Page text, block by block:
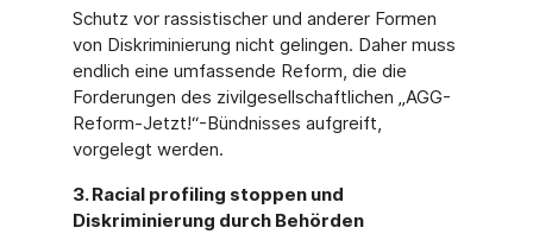
Schutz vor rassistischer und anderer Formen
von Diskriminierung nicht gelingen. Daher muss
endlich eine umfassende Reform, die die
Forderungen des zivilgesellschaftlichen „AGG-
Reform-Jetzt!“-Bündnisses aufgreift,
vorgelegt werden.
3. Racial profiling stoppen und
Diskriminierung durch Behörden